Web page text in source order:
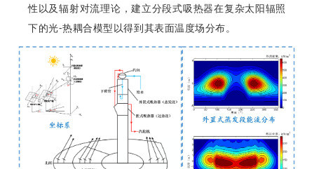
性以及辐射对流理论，建立分段式吸热器在复杂太阳辐照
下的光-热耦合模型以得到其表面温度场分布。